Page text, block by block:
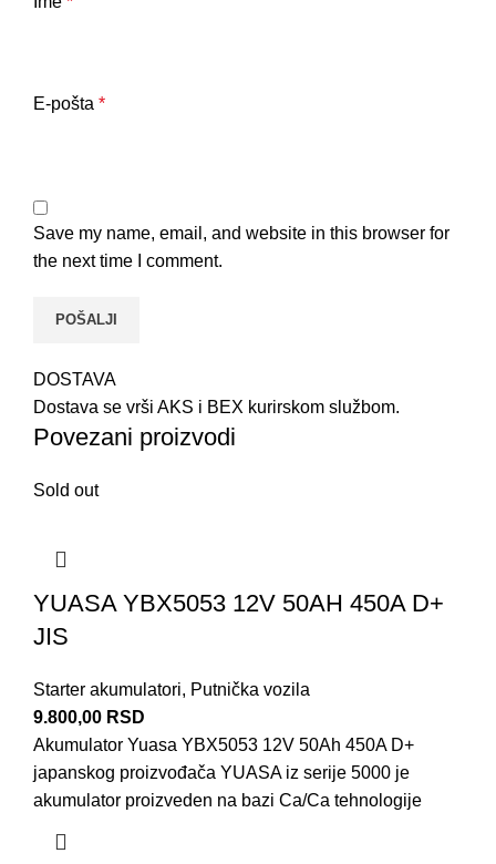
E-pošta *
Save my name, email, and website in this browser for
the next time I comment.
DOSTAVA
Dostava se vrši AKS i BEX kurirskom službom.
Povezani proizvodi
Sold out
YUASA YBX5053 12V 50AH 450A D+
JIS
Starter akumulatori, Putnička vozila
9.800,00 RSD
Akumulator Yuasa YBX5053 12V 50Ah 450A D+
japanskog proizvođača YUASA iz serije 5000 je
akumulator proizveden na bazi Ca/Ca tehnologije